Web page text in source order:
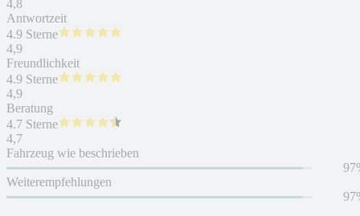
4,8
Antwortzeit
4.9 Sterne
4,9
Freundlichkeit
4.9 Sterne
4,9
Beratung
4.7 Sterne
4,7
Fahrzeug wie beschrieben
Weiterempfehlungen